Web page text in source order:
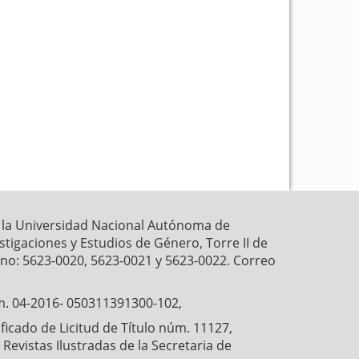
Universidad Nacional Autónoma de
y Estudios de Género, Torre II de
5623-0020, 5623-0021 y 5623-0022. Correo
2016- 050311391300-102,
de Licitud de Título núm. 11127,
Ilustradas de la Secretaria de